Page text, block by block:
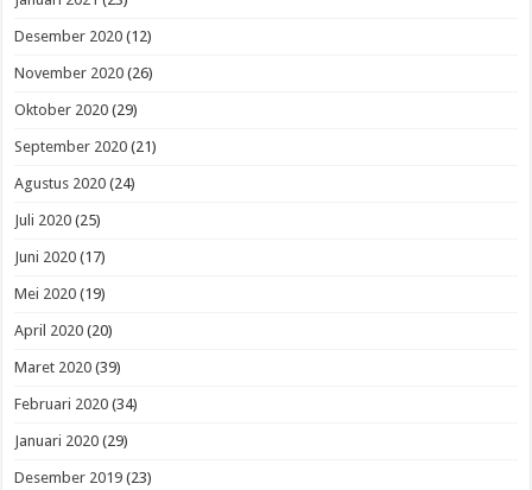
Desember 2020 (12)
November 2020 (26)
Oktober 2020 (29)
September 2020 (21)
Agustus 2020 (24)
Juli 2020 (25)
Juni 2020 (17)
Mei 2020 (19)
April 2020 (20)
Maret 2020 (39)
Februari 2020 (34)
Januari 2020 (29)
Desember 2019 (23)